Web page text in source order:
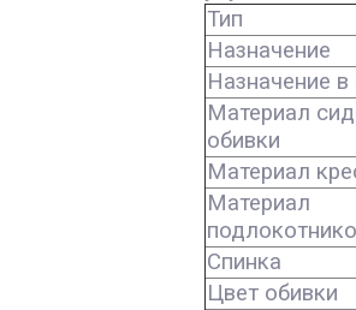
Тип
Назначение
Назначение
Материал
обивки
Материал
Материал
Спинка
Цвет обивки